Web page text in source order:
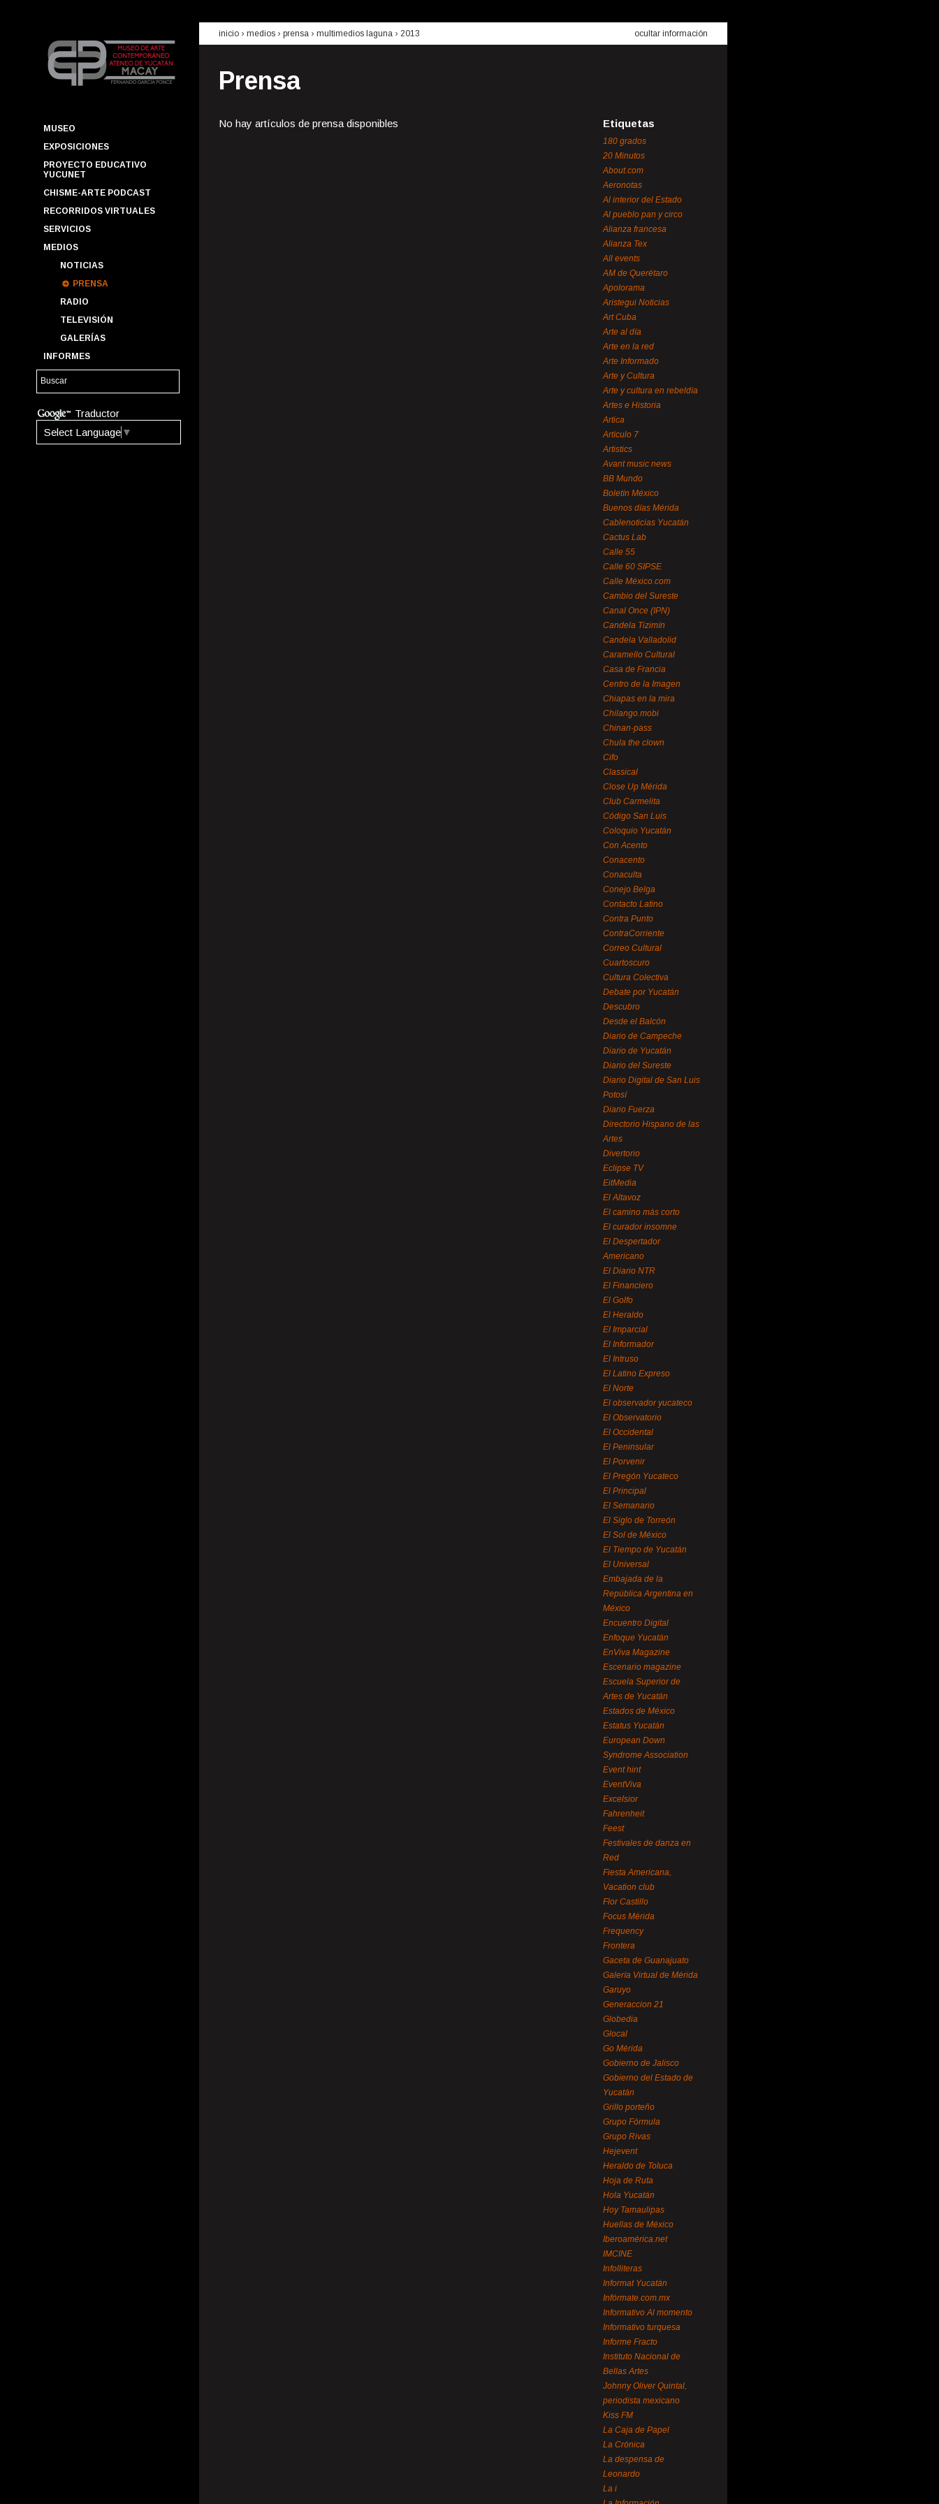
MUSEO
EXPOSICIONES
PROYECTO EDUCATIVO
YUCUNET
CHISME-ARTE PODCAST
RECORRIDOS VIRTUALES
SERVICIOS
MEDIOS
NOTICIAS
PRENSA
RADIO
TELEVISIÓN
GALERÍAS
INFORMES
Traductor
Select Language ▼
inicio › medios › prensa › multimedios laguna › 2013 ocultar información
Prensa
No hay artículos de prensa disponibles Etiquetas
180 grados
20 Minutos
About.com
Aeronotas
Al interior del Estado
Al pueblo pan y circo
Alianza francesa
Alianza Tex
All events
AM de Querétaro
Apolorama
Aristegui Noticias
Art Cuba
Arte al día
Arte en la red
Arte Informado
Arte y Cultura
Arte y cultura en rebeldía
Artes e Historia
Artica
Artículo 7
Artistics
Avant music news
BB Mundo
Boletín México
Buenos días Mérida
Cablenoticias Yucatán
Cactus Lab
Calle 55
Calle 60 SIPSE
Calle México.com
Cambio del Sureste
Canal Once (IPN)
Candela Tizimín
Candela Valladolid
Caramello Cultural
Casa de Francia
Centro de la Imagen
Chiapas en la mira
Chilango.mobi
Chinan-pass
Chula the clown
Cifo
Classical
Close Up Mérida
Club Carmelita
Código San Luis
Coloquio Yucatán
Con Acento
Conacento
Conaculta
Conejo Belga
Contacto Latino
Contra Punto
ContraCorriente
Correo Cultural
Cuartoscuro
Cultura Colectiva
Debate por Yucatán
Descubro
Desde el Balcón
Diario de Campeche
Diario de Yucatán
Diario del Sureste
Diario Digital de San Luis
Potosí
Diario Fuerza
Directorio Hispano de las
Artes
Divertorio
Eclipse TV
EitMedia
El Altavoz
El camino más corto
El curador insomne
El Despertador
Americano
El Diario NTR
El Financiero
El Golfo
El Heraldo
El Imparcial
El Informador
El Intruso
El Latino Expreso
El Norte
El observador yucateco
El Observatorio
El Occidental
El Peninsular
El Porvenir
El Pregón Yucateco
El Principal
El Semanario
El Siglo de Torreón
El Sol de México
El Tiempo de Yucatán
El Universal
Embajada de la
República Argentina en
México
Encuentro Digital
Enfoque Yucatán
EnViva Magazine
Escenario magazine
Escuela Superior de
Artes de Yucatán
Estados de México
Estatus Yucatán
European Down
Syndrome Association
Event hint
EventViva
Excelsior
Fahrenheit
Feest
Festivales de danza en
Red
Fiesta Americana,
Vacation club
Flor Castillo
Focus Mérida
Frequency
Frontera
Gaceta de Guanajuato
Galería Virtual de Mérida
Garuyo
Generaccion 21
Globedia
Glocal
Go Mérida
Gobierno de Jalisco
Gobierno del Estado de
Yucatán
Grillo porteño
Grupo Fórmula
Grupo Rivas
Hejevent
Heraldo de Toluca
Hoja de Ruta
Hola Yucatán
Hoy Tamaulipas
Huellas de México
Iberoamérica.net
IMCINE
Infolliteras
Informat Yucatán
Infórmate.com.mx
Informativo Al momento
Informativo turquesa
Informe Fracto
Instituto Nacional de
Bellas Artes
Johnny Oliver Quintal,
periodista mexicano
Kiss FM
La Caja de Papel
La Crónica
La despensa de
Leonardo
La i